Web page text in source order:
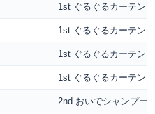
1st ぐるぐるカーテン
1st ぐるぐるカーテン
1st ぐるぐるカーテン
1st ぐるぐるカーテン
2nd おいでシャンプー